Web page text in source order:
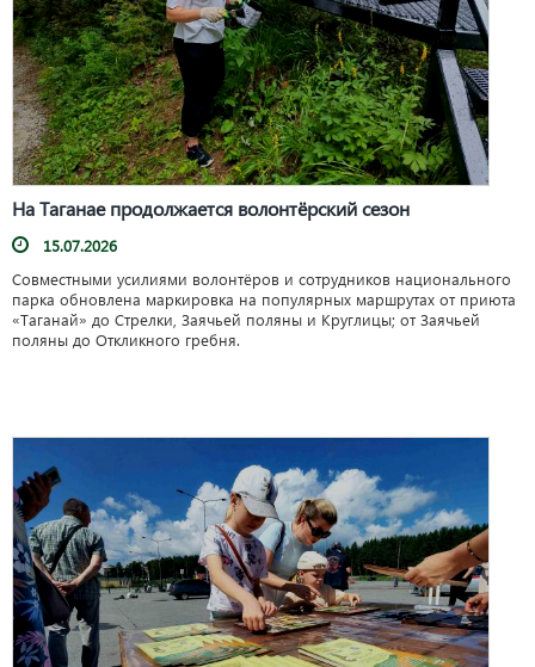
На Таганае продолжается волонтёрский сезон
15.07.2026
Совместными усилиями волонтёров и сотрудников национального
парка обновлена маркировка на популярных маршрутах от приюта
«Таганай» до Стрелки, Заячьей поляны и Круглицы; от Заячьей
поляны до Откликного гребня.